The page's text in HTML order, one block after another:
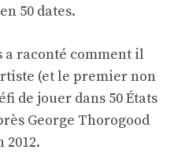
50 dates.
raconté comment il
(et le premier non
de jouer dans 50 États
George Thorogood
2012.